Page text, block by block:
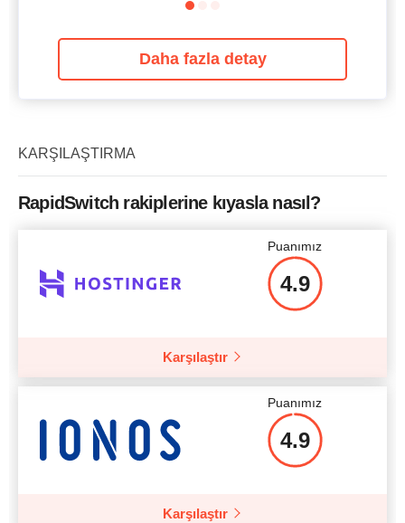
Daha fazla detay
KARŞILAŞTIRMA
RapidSwitch rakiplerine kıyasla nasıl?
Puanımız
4.9
Karşılaştır
Puanımız
4.9
Karşılaştır